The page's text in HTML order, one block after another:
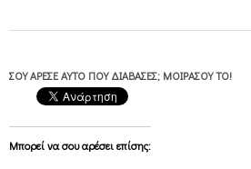
ΣΟΥ ΆΡΕΣΕ ΑΥΤΌ ΠΟΥ ΔΙΆΒΑΣΕΣ; ΜΟΙΡΆΣΟΥ ΤΟ!
Μπορεί να σου αρέσει επίσης: